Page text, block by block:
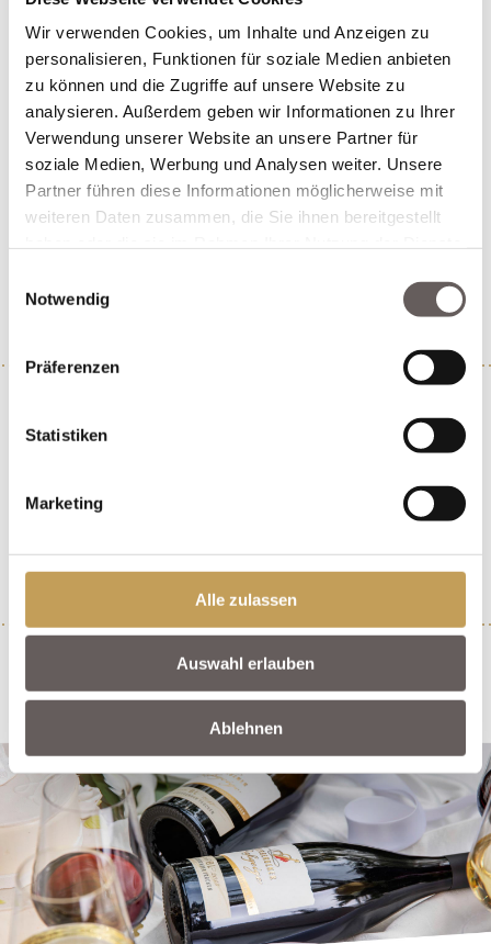
Wir verwenden Cookies, um Inhalte und Anzeigen zu
personalisieren, Funktionen für soziale Medien anbieten
zu können und die Zugriffe auf unsere Website zu
analysieren. Außerdem geben wir Informationen zu Ihrer
Verwendung unserer Website an unsere Partner für
soziale Medien, Werbung und Analysen weiter. Unsere
Partner führen diese Informationen möglicherweise mit
weiteren Daten zusammen, die Sie ihnen bereitgestellt
Notwendig
Präferenzen
Statistiken
Marketing
Alle zulassen
Auswahl erlauben
Ablehnen
SERVIERTEMPERATUR 8 - 10° C
PASST ZU zu vielen geselligen Anlässen
> MERKEN > WARENKORB
Sofort versandfertig, Lieferzeit 4-6 Werktage
ALLE PREISE VERSTEHEN SICH INKLUSIVE DER
WEIN AUS DEUTSCHLAND – ENTHÄLT SULFITE.
* Alle Preise inkl. gesetzl. Mehrwertsteuer zzgl.
Nachnahmegebühren, wenn nicht anders beschrieben.